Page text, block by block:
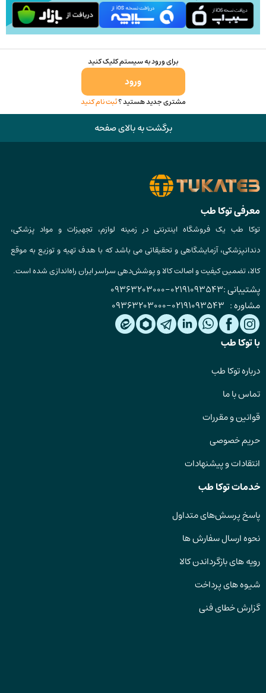
محصول
انتخاب
برای ورود به سیستم کلیک کنید
ورود
مشتری جدید هستید ؟ثبت نام کنید
برگشت به بالای صفحه
معرفی توکا طب
توکا طب یک فروشگاه اینترنتی در زمینه لوازم، تجهیزات و مواد پزشکی،
دندانپزشکی، آزمایشگاهی و تحقیقاتی می باشد که با هدف تهیه و توزیع به موقع
کالا، تضمین کیفیت و اصالت کالا و پوشش‌دهی سراسر ایران راه‌اندازی شده است.
پشتیبانی :02191093543
-
09363203000
مشاوره : 02191093543
-
09363203000
با توکا طب
درباره توکا طب
تماس با ما
قوانین و مقررات
حریم خصوصی
انتقادات و پیشنهادات
خدمات توکا طب
پاسخ پرسش‌های متداول
نحوه ارسال سفارش ها
رویه های بازگرداندن کالا
شیوه های پرداخت
گزارش خطای فنی